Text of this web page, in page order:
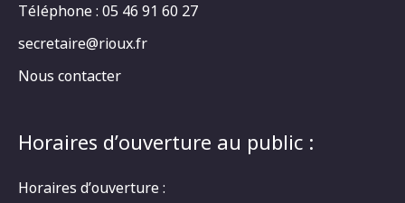
Téléphone : 05 46 91 60 27
secretaire@rioux.fr
Nous contacter
Horaires d’ouverture au public :
Horaires d’ouverture :